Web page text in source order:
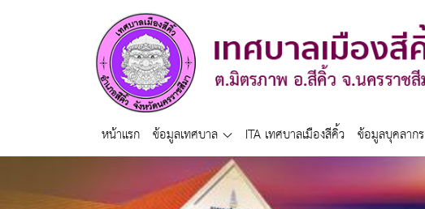
หน้าแรก ข้อมูลเทศบาล ITA เทศบาลเมืองสีคิ้ว ข้อมูลบุคลากร